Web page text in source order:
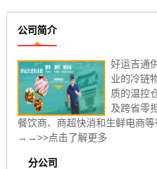
公司简介
好运吉通
业的冷链
质的温控
及跨省零
餐饮商、商超快消和生鲜电商等
→→>>点击了解更多
分公司